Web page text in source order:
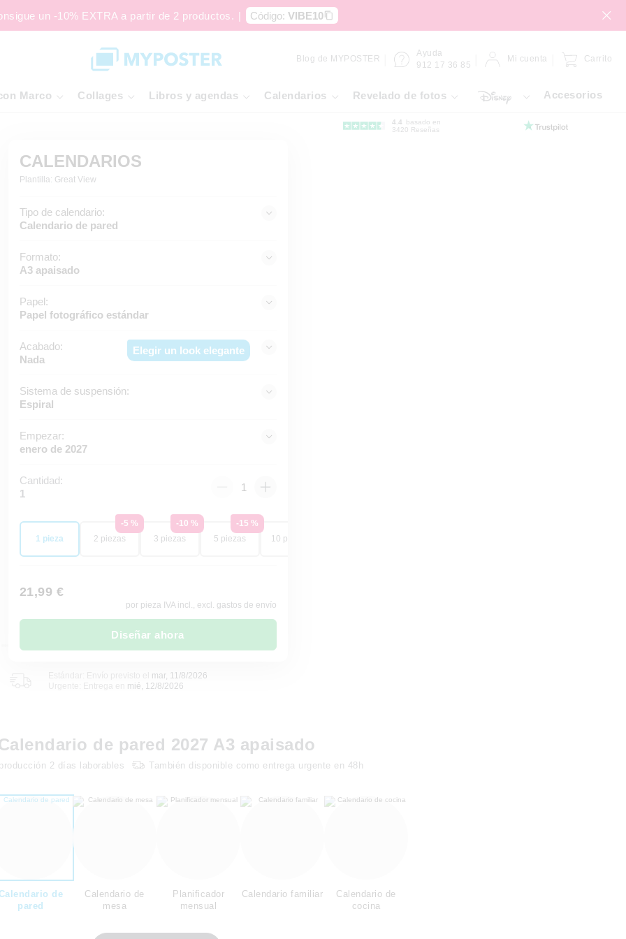
un -10% EXTRA a partir de 2 productos. | Código: VIBE10
Blog de MYPOSTER
Ayuda
912 17 36 85
Mi cuenta Carrito
Marco Collages Libros y agendas Calendarios Revelado de fotos Accesorios
4.4
basado en
3420 Reseñas
CALENDARIOS
Plantilla: Great View
Tipo de calendario:
Calendario de pared
Formato:
A3 apaisado
Papel:
Papel fotográfico estándar
Acabado:
Nada
Elegir un look elegante
Sistema de suspensión:
Espiral
Empezar:
enero de 2027
Cantidad:
1
1 pieza
-5 %
2 piezas
-10 %
3 piezas
-15 %
5 piezas
10 piezas
21,99 €
por pieza IVA incl., excl. gastos de envío
Diseñar ahora
mar, 11/8/2026
Urgente: Entrega en mié, 12/8/2026
de pared 2027 A3 apaisado
2 días laborables También disponible como entrega urgente en 48h
Calendario de
pared
Calendario de
mesa
Planificador
mensual
Calendario familiar
Calendario de
cocina